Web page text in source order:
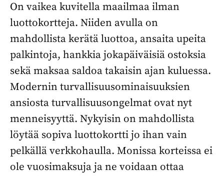
On vaikea kuvitella maailmaa ilman
luottokortteja. Niiden avulla on
mahdollista kerätä luottoa, ansaita upeita
palkintoja, hankkia jokapäiväisiä ostoksia
sekä maksaa saldoa takaisin ajan kuluessa.
Modernin turvallisuusominaisuuksien
ansiosta turvallisuusongelmat ovat nyt
menneisyyttä. Nykyisin on mahdollista
löytää sopiva luottokortti jo ihan vain
pelkällä verkkohaulla. Monissa korteissa ei
ole vuosimaksuja ja ne voidaan ottaa